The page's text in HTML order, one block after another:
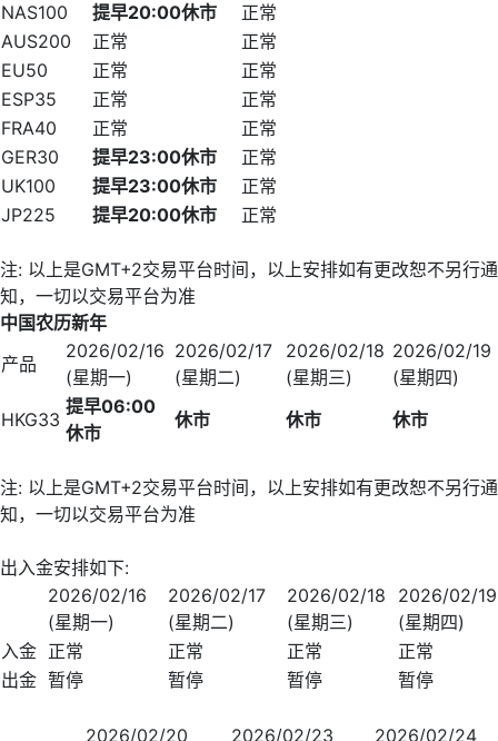
NAS100
提早20:00休市
正常
AUS200
正常
正常
EU50
正常
正常
ESP35
正常
正常
FRA40
正常
正常
GER30
提早23:00休市
正常
UK100
提早23:00休市
正常
JP225
提早20:00休市 正常
注: 以上是GMT+2交易平台时间，以上安排如有更改恕不另行通
知，一切以交易平台为准
中国农历新年
产品
2026/02/16
(星期一)
2026/02/17
(星期二)
2026/02/18
(星期三)
2026/02/19
(星期四)
HKG33
提早06:00
休市
休市 休市 休市
注: 以上是GMT+2交易平台时间，以上安排如有更改恕不另行通
知，一切以交易平台为准
出入金安排如下:
2026/02/16
(星期一)
2026/02/17
(星期二)
2026/02/18
(星期三)
2026/02/19
(星期四)
入金 正常 正常 正常
正常
出金 暂停 暂停 暂停 暂停
2026/02/20
2026/02/23
2026/02/24